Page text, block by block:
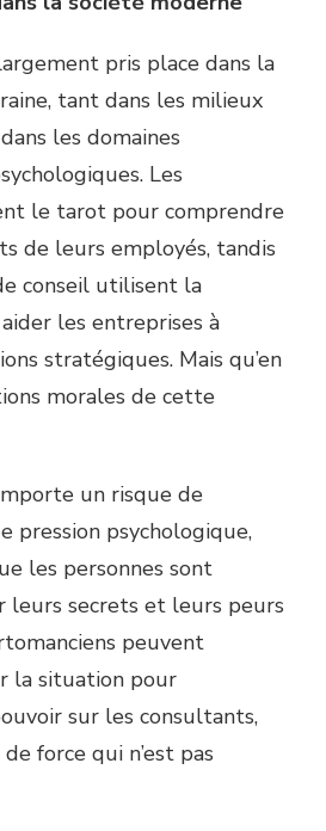
pris place dans la
tant dans les milieux
les domaines
Les
le tarot pour comprendre
de leurs employés, tandis
conseil utilisent la
les entreprises à
stratégiques. Mais qu’en
morales de cette
un risque de
pression psychologique,
les personnes sont
leurs secrets et leurs peurs
peuvent
la situation pour
sur les consultants,
force qui n’est pas